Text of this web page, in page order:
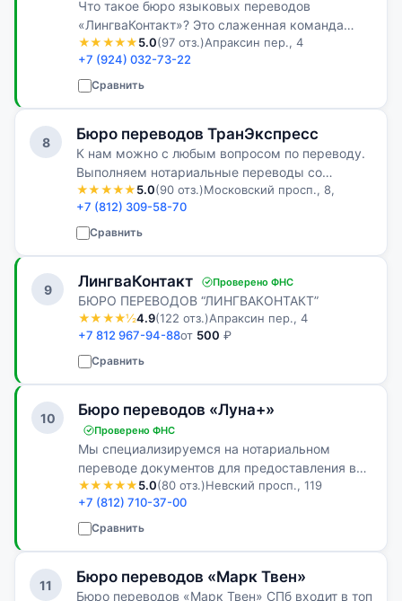
Что такое бюро языковых переводов
«ЛингваКонтакт»? Это слаженная команда
профессионалов, неоценимый опыт
выполнения самых сложных переводов с
иностранных языков, обширная база клиентов
★★★★★5.0(97 отз.)Апраксин пер., 4
+7 (924) 032-73-22
Сравнить
8 Бюро переводов ТранЭкспресс
К нам можно с любым вопросом по переводу.
Выполняем нотариальные переводы со
скидкой на большие комплекты. Подбираем
устных переводчиков в любых городах, в том
числе за рубежом. Локализуем сайты, техн…
★★★★★5.0(90 отз.)Московский просп., 8,
+7 (812) 309-58-70
Сравнить
9 ЛингваКонтакт Проверено ФНС
БЮРО ПЕРЕВОДОВ “ЛИНГВАКОНТАКТ”
★★★★½4.9(122 отз.)Апраксин пер., 4
+7 812 967-94-88от 500 ₽
Сравнить
10 Бюро переводов «Луна+»
Проверено ФНС
Мы специализируемся на нотариальном
переводе документов для предоставления в
официальные инстанции России. Наши
переводчики имеют необходимые дипломы и
аккредитованы у нотариусов Санкт-
★★★★★5.0(80 отз.)Невский просп., 119
+7 (812) 710-37-00
Сравнить
11 Бюро переводов «Марк Твен»
Бюро переводов «Марк Твен» СПб входит в топ